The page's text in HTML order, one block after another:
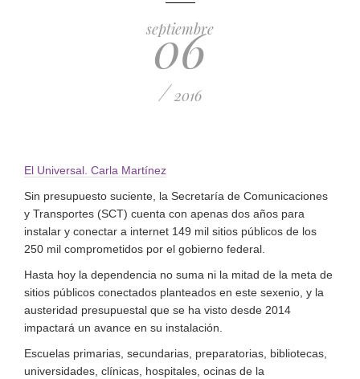
septiembre
06
/ 2016
El Universal. Carla Martínez
Sin presupuesto suciente, la Secretaría de Comunicaciones
y Transportes (SCT) cuenta con apenas dos años para
instalar y conectar a internet 149 mil sitios públicos de los
250 mil comprometidos por el gobierno federal.
Hasta hoy la dependencia no suma ni la mitad de la meta de
sitios públicos conectados planteados en este sexenio, y la
austeridad presupuestal que se ha visto desde 2014
impactará un avance en su instalación.
Escuelas primarias, secundarias, preparatorias, bibliotecas,
universidades, clínicas, hospitales, ocinas de la